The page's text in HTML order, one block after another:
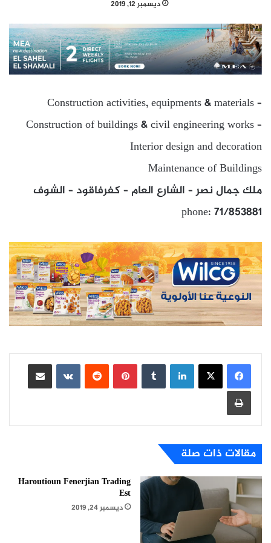
ديسمبر 12, 2019
Construction activities, equipments & materials –
Construction of buildings & civil engineering works –
Interior design and decoration
Maintenance of Buildings
ملك جمال نصر – الشارع العام – كفرفاقود – الشوف
phone: 71/853881
لينكدإن بينتيريست
مشاركة عبر البريد
طباعة
مقالات ذات صلة
Haroutioun Fenerjian Trading
Est
ديسمبر 24, 2019